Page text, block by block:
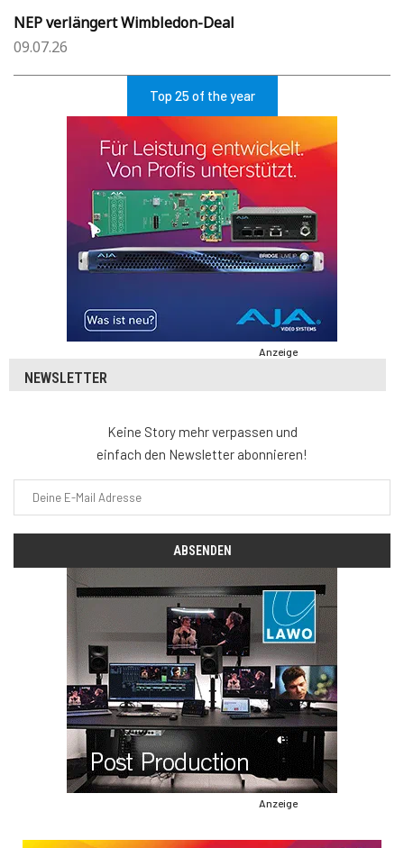
NEP verlängert Wimbledon-Deal
09.07.26
Top 25 of the year
Anzeige
NEWSLETTER
Keine Story mehr verpassen und
einfach den Newsletter abonnieren!
Anzeige